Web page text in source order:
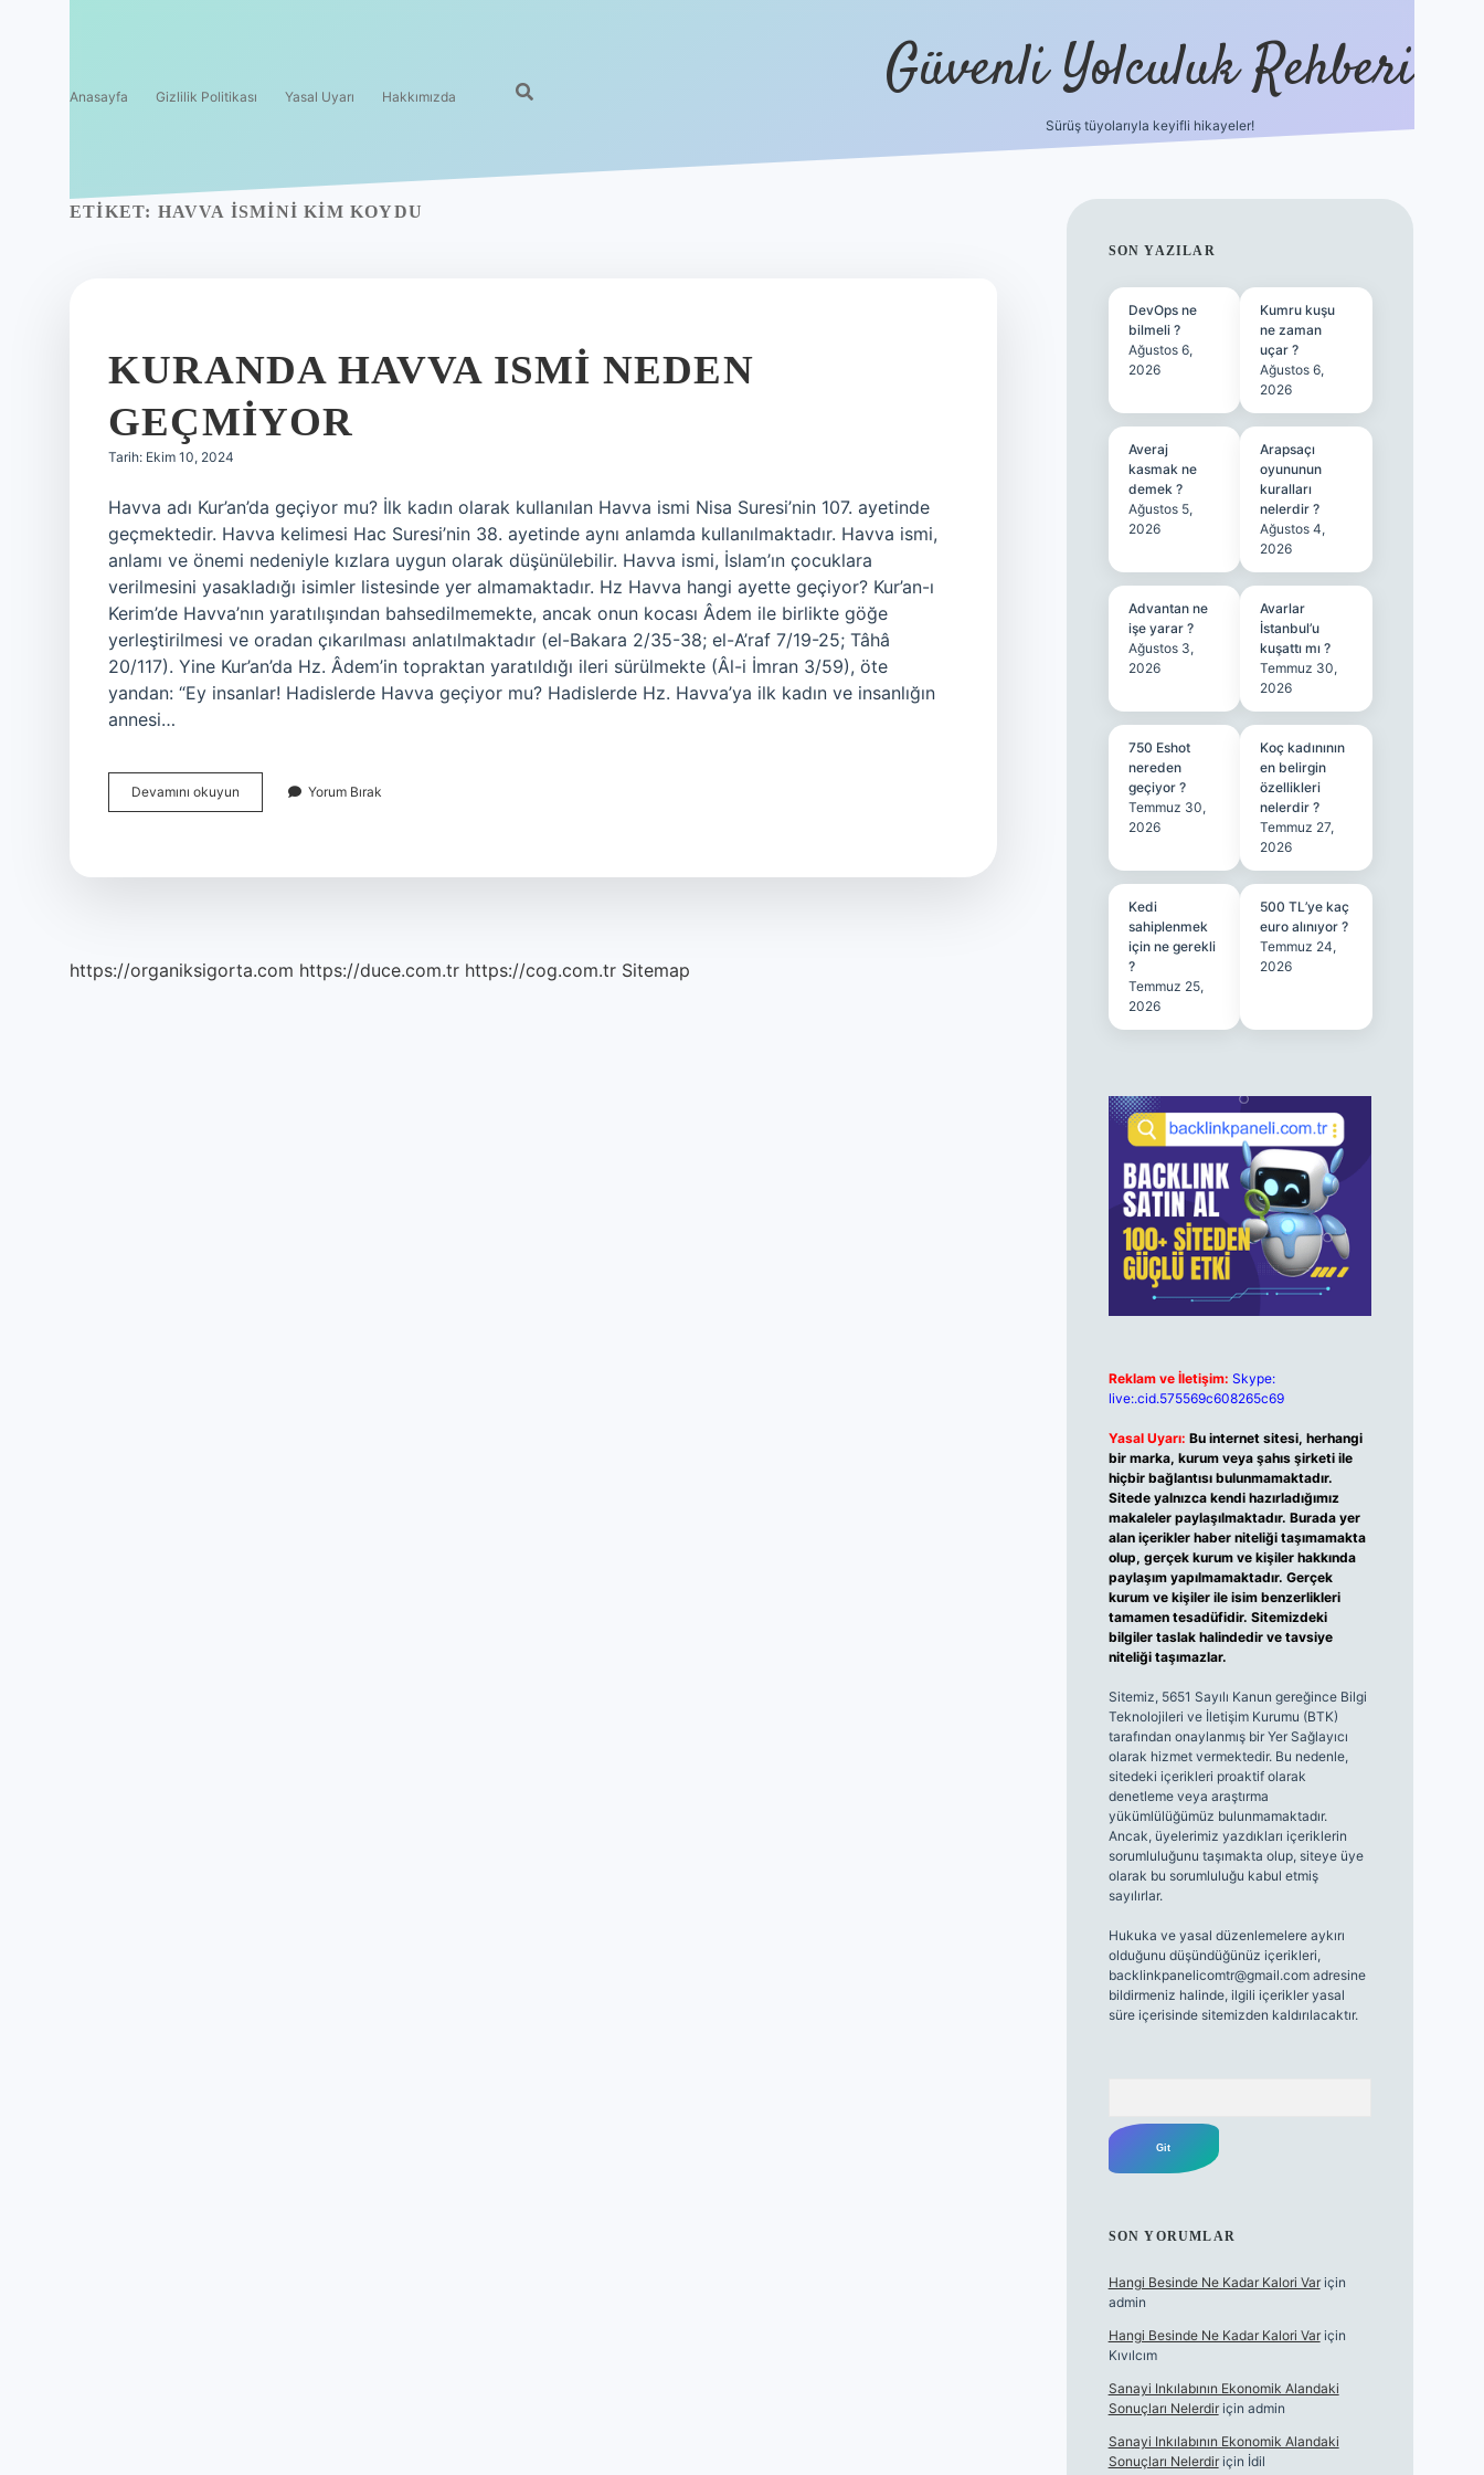
Anasayfa Gizlilik Politikası Yasal Uyarı Hakkımızda Güvenli Yolculuk Rehberi
Sürüş tüyolarıyla keyifli hikayeler!
ETIKET: HAVVA ISMINI KIM KOYDU
KURANDA HAVVA ISMI NEDEN
GEÇMIYOR
Tarih: Ekim 10, 2024
Havva adı Kur’an’da geçiyor mu? İlk kadın olarak kullanılan Havva ismi Nisa Suresi’nin 107. ayetinde
geçmektedir. Havva kelimesi Hac Suresi’nin 38. ayetinde aynı anlamda kullanılmaktadır. Havva ismi,
anlamı ve önemi nedeniyle kızlara uygun olarak düşünülebilir. Havva ismi, İslam’ın çocuklara
verilmesini yasakladığı isimler listesinde yer almamaktadır. Hz Havva hangi ayette geçiyor? Kur’an-ı
Kerim’de Havva’nın yaratılışından bahsedilmemekte, ancak onun kocası Âdem ile birlikte göğe
yerleştirilmesi ve oradan çıkarılması anlatılmaktadır (el-Bakara 2/35-38; el-A’raf 7/19-25; Tâhâ
20/117). Yine Kur’an’da Hz. Âdem’in topraktan yaratıldığı ileri sürülmekte (Âl-i İmran 3/59), öte
yandan: “Ey insanlar! Hadislerde Havva geçiyor mu? Hadislerde Hz. Havva’ya ilk kadın ve insanlığın
annesi…
Devamını okuyun Kuranda
Havva
Yorum Bırak
https://organiksigorta.com https://duce.com.tr https://cog.com.tr Sitemap
SIDEBAR
SON YAZILAR
DevOps ne
bilmeli ?
Ağustos 6,
2026
Kumru kuşu
ne zaman
uçar ?
Ağustos 6,
2026
Averaj
kasmak ne
demek ?
Ağustos 5,
2026
Arapsaçı
oyununun
kuralları
nelerdir ?
Ağustos 4,
2026
Advantan ne
işe yarar ?
Ağustos 3,
2026
Avarlar
İstanbul’u
kuşattı mı ?
Temmuz 30,
2026
750 Eshot
nereden
geçiyor ?
Temmuz 30,
2026
Koç kadınının
en belirgin
özellikleri
nelerdir ?
Temmuz 27,
2026
Kedi
sahiplenmek
için ne gerekli
?
Temmuz 25,
2026
500 TL’ye kaç
euro alınıyor ?
Temmuz 24,
2026
Reklam ve İletişim: Skype:
live:.cid.575569c608265c69
Yasal Uyarı: Bu internet sitesi, herhangi
bir marka, kurum veya şahıs şirketi ile
hiçbir bağlantısı bulunmamaktadır.
Sitede yalnızca kendi hazırladığımız
makaleler paylaşılmaktadır. Burada yer
alan içerikler haber niteliği taşımamakta
olup, gerçek kurum ve kişiler hakkında
paylaşım yapılmamaktadır. Gerçek
kurum ve kişiler ile isim benzerlikleri
tamamen tesadüfidir. Sitemizdeki
bilgiler taslak halindedir ve tavsiye
niteliği taşımazlar.
Sitemiz, 5651 Sayılı Kanun gereğince Bilgi
Teknolojileri ve İletişim Kurumu (BTK)
tarafından onaylanmış bir Yer Sağlayıcı
olarak hizmet vermektedir. Bu nedenle,
sitedeki içerikleri proaktif olarak
denetleme veya araştırma
yükümlülüğümüz bulunmamaktadır.
Ancak, üyelerimiz yazdıkları içeriklerin
sorumluluğunu taşımakta olup, siteye üye
olarak bu sorumluluğu kabul etmiş
sayılırlar.
Hukuka ve yasal düzenlemelere aykırı
olduğunu düşündüğünüz içerikleri,
backlinkpanelicomtr@gmail.comadresine
bildirmeniz halinde, ilgili içerikler yasal
süre içerisinde sitemizden kaldırılacaktır.
SON YORUMLAR
Hangi Besinde Ne Kadar Kalori Variçin
admin
Hangi Besinde Ne Kadar Kalori Variçin
Kıvılcım
Sanayi Inkılabının Ekonomik Alandaki
Sonuçları Nelerdiriçin admin
Sanayi Inkılabının Ekonomik Alandaki
Sonuçları Nelerdiriçin İdil